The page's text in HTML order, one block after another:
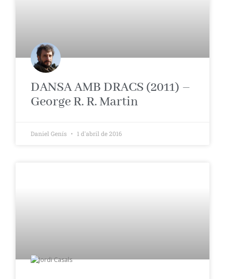
DANSA AMB DRACS (2011) –
George R. R. Martin
Daniel Genís 1 d'abril de 2016